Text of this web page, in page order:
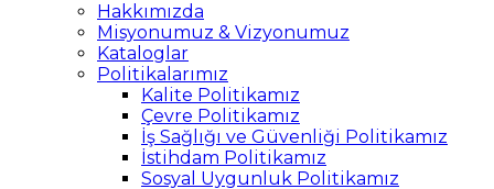
Hakkımızda
Misyonumuz & Vizyonumuz
Kataloglar
Politikalarımız
Kalite Politikamız
Çevre Politikamız
İş Sağlığı ve Güvenliği Politikamız
İstihdam Politikamız
Sosyal Uygunluk Politikamız